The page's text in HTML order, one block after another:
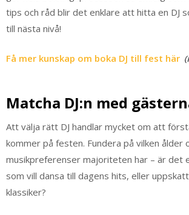
tips och råd blir det enklare att hitta en DJ
till nästa nivå!
Få mer kunskap om boka DJ till fest här
Matcha DJ:n med
Att välja rätt DJ handlar mycket om att
kommer på festen. Fundera på vilken ålder
musikpreferenser majoriteten har – är det
som vill dansa till dagens hits, eller
klassiker?